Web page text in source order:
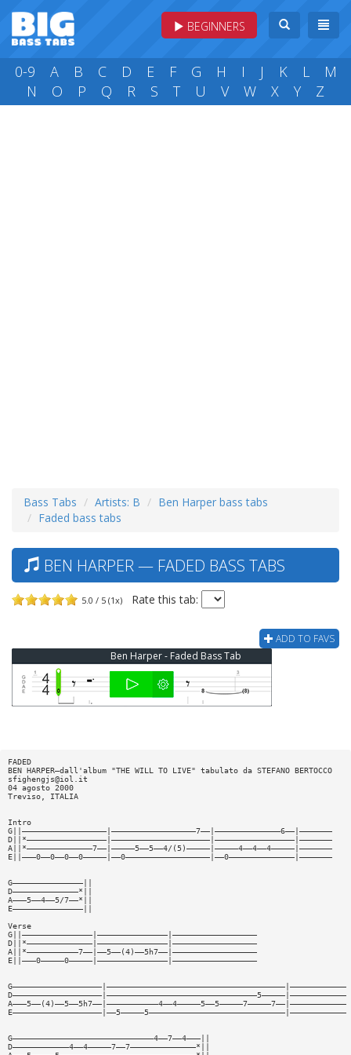
BEGINNERS
0-9 A B C D E F G H I J K L
M
N
O P Q R S T U V W X Y Z
Bass Tabs Artists: B
Ben Harper bass tabs
Faded bass tabs
BEN HARPER — FADED BASS TABS
5.0 / 5 (1x) Rate this tab:
ADD TO FAVS
Ben Harper - Faded Bass Tab
FADED
BEN HARPER—dall'album "THE WILL TO LIVE" tabulato da STEFANO BERTOCCO
sfighengjs@iol.it
04 agosto 2000
Treviso, ITALIA
Intro
G||——————————————————|——————————————————7——|——————————————6——|———————
D||*—————————————————|—————————————————————|—————————————————|———————
A||*——————————————7——|—————5——5——4/(5)—————|—————4——4——4—————|———————
E||———0——0——0——0—————|——0——————————————————|——0——————————————|———————
G———————————————||
D——————————————*||
A———5——4——5/7——*||
E———————————————||
Verse
G||———————————————|———————————————|——————————————————
D||*——————————————|———————————————|——————————————————
A||*———————————7——|——5——(4)——5h7——|——————————————————
E||———0—————0—————|———————————————|——————————————————
G———————————————————|——————————————————————————————————————|————————————
D———————————————————|————————————————————————————————5—————|————————————
A———5——(4)——5——5h7——|———————————4——4—————5——5—————7—————7——|————————————
E———————————————————|——5—————5—————————————————————————————|————————————
G——————————————————————————————4——7——4———||
D————————————4——4—————7——7——————————————*||